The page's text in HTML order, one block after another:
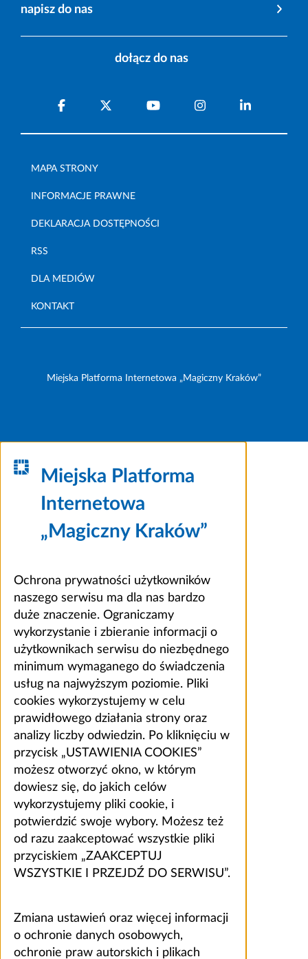
napisz do nas
dołącz do nas
MAPA STRONY
INFORMACJE PRAWNE
DEKLARACJA DOSTĘPNOŚCI
RSS
DLA MEDIÓW
KONTAKT
Miejska Platforma Internetowa „Magiczny Kraków”
Miejska Platforma
Internetowa
„Magiczny Kraków”
Ochrona prywatności użytkowników
naszego serwisu ma dla nas bardzo
duże znaczenie. Ograniczamy
wykorzystanie i zbieranie informacji o
użytkownikach serwisu do niezbędnego
minimum wymaganego do świadczenia
usług na najwyższym poziomie. Pliki
cookies wykorzystujemy w celu
prawidłowego działania strony oraz
analizy liczby odwiedzin. Po kliknięciu w
przycisk „USTAWIENIA COOKIES”
możesz otworzyć okno, w którym
dowiesz się, do jakich celów
wykorzystujemy pliki cookie, i
potwierdzić swoje wybory. Możesz też
od razu zaakceptować wszystkie pliki
przyciskiem „ZAAKCEPTUJ
WSZYSTKIE I PRZEJDŹ DO SERWISU”.
Zmiana ustawień oraz więcej informacji
o ochronie danych osobowych,
ochronie praw autorskich i plikach